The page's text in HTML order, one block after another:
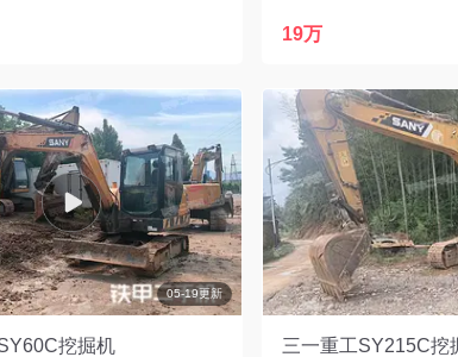
19万
05-19更新
挖掘机 三一重工SY215C挖